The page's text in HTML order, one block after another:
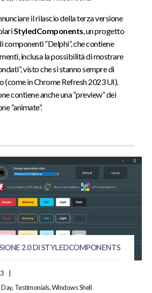
il rilascio della terza versione
StyledComponents , un progetto
componenti “Delphi”, che contiene
inclusa la possibilità di mostrare
visto che si stanno sempre di
(come in Chrome Refresh 2023 UI).
contiene anche una “preview” dei
“animate”.
2.0 DI STYLEDCOMPONENTS
, Testimonials,Windows Shell